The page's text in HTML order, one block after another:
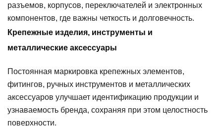
разъемов, корпусов, переключателей и электронных
компонентов, где важны четкость и долговечность.
Крепежные изделия, инструменты и
металлические аксессуары
Постоянная маркировка крепежных элементов,
фитингов, ручных инструментов и металлических
аксессуаров улучшает идентификацию продукции и
узнаваемость бренда, сохраняя при этом целостность
поверхности.